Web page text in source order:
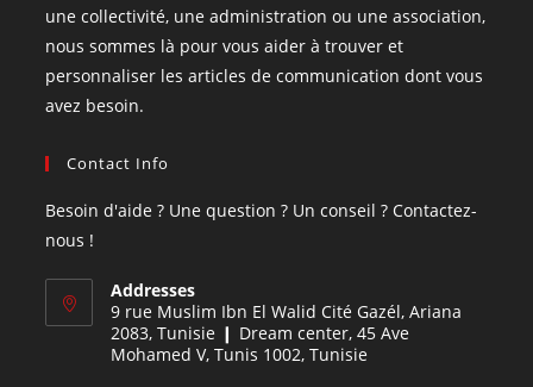
une collectivité, une administration ou une association,
nous sommes là pour vous aider à trouver et
personnaliser les articles de communication dont vous
avez besoin.
Contact Info
Besoin d'aide ? Une question ? Un conseil ? Contactez-
nous !
Addresses
9 rue Muslim Ibn El Walid Cité Gazél, Ariana
2083, Tunisie ❙ Dream center, 45 Ave
Mohamed V, Tunis 1002, Tunisie